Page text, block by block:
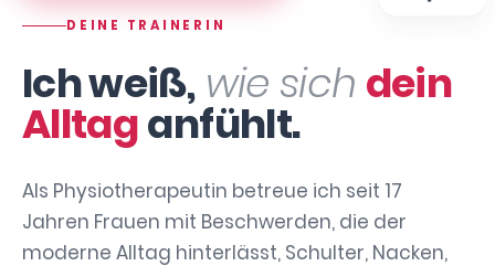
DEINE TRAINERIN
Ich weiß, wie sich dein
Alltaganfühlt.
Als Physiotherapeutin betreue ich seit 17
Jahren Frauen mit Beschwerden, die der
moderne Alltag hinterlässt, Schulter, Nacken,